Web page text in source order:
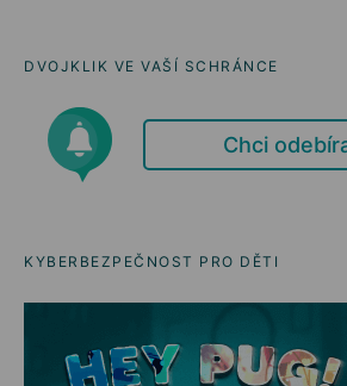
DVOJKLIK VE VAŠÍ SCHRÁNCE
Chci
KYBERBEZPEČNOST PRO DĚTI